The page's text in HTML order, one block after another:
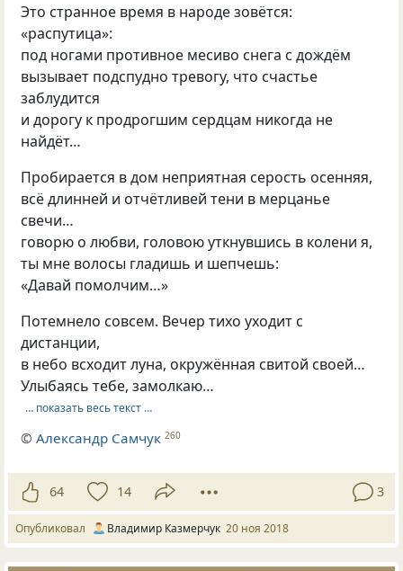
Это странное время в народе зовётся:
«распутица»:
под ногами противное месиво снега с дождём
вызывает подспудно тревогу, что счастье
заблудится
и дорогу к продрогшим сердцам никогда не
найдёт…
Пробирается в дом неприятная серость осенняя,
всё длинней и отчётливей тени в мерцанье
свечи…
говорю о любви, головою уткнувшись в колени я,
ты мне волосы гладишь и шепчешь:
«Давай помолчим…»
Потемнело совсем. Вечер тихо уходит с
дистанции,
в небо всходит луна, окружённая свитой своей…
Улыбаясь тебе, замолкаю…
… показать весь текст …
©Александр Самчук 260
64 14 3
Опубликовал Владимир Казмерчук 20 ноя 2018